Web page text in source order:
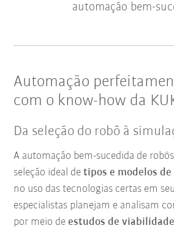
automação bem-
Automação
com o know-how da
Da seleção do robô à
A automação bem-sucedida de
seleção ideal detipos e modelos de
no uso das tecnologias certas em
especialistas planejam e analisam
por meio deestudos de